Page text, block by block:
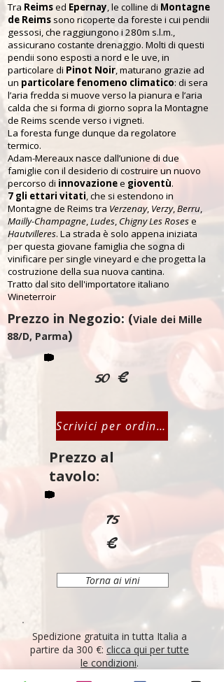
Tra Reimsed Epernay, le colline di Montagne
de Reims sono ricoperte da foreste i cui pendii
gessosi, che raggiungono i 280m s.l.m.,
assicurano costante drenaggio. Molti di questi
pendii sono esposti a nord e le uve, in
particolare di Pinot Noir, maturano grazie ad
un particolare fenomeno climatico: di sera
l’aria fredda si muove verso la pianura e l’aria
calda che si forma di giorno sopra la Montagne
de Reims scende verso i vigneti.
La foresta funge dunque da regolatore
termico.
Adam-Mereaux nasce dall’unione di due
famiglie con il desiderio di costruire un nuovo
percorso di innovazionee gioventù.
7 gli ettari vitati, che si estendono in
Montagne de Reims tra Verzenay, Verzy,Berru,
Mailly-Champagne,Ludes, Chigny Les Rosese
Hautvilleres. La strada è solo appena iniziata
per questa giovane famiglia che sogna di
vinificare per single vineyard e che progetta la
costruzione della sua nuova cantina.
Tratto dal sito dell'importatore italiano
Wineterroir
Prezzo in Negozio: (Viale dei Mille
88/D, Parma)
50 €
Scrivici per ordinare
Prezzo al
tavolo:
75
€
Torna ai vini
Spedizione gratuita in tutta Italia a
partire da 300 €: clicca qui per tutte
le condizioni.